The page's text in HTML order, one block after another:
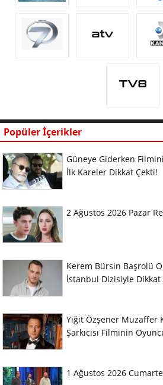
Popüler İçerikler
Güneye Giderken
İlk Kareler Dikkat Çekti!
2 Ağustos 2026 Pazar
Kerem Bürsin Başrolü
İstanbul Dizisiyle Dikkat
Yiğit Özşener Muzaffer
Şarkıcısı Filminin
1 Ağustos 2026